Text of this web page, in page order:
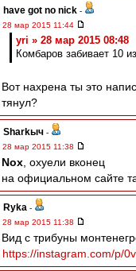
have got no nick -
28 мар 2015 11:44
yri » 28 мар 2015 08:48
Комбаров забивает 10
Вот нахрена ты это
тянул?
Sharkыч -
28 мар 2015 11:38
Nox , охуели вконец
на официальном сайте
Ryka -
28 мар 2015 11:38
Вид с трибуны
https://instagram.com/p/